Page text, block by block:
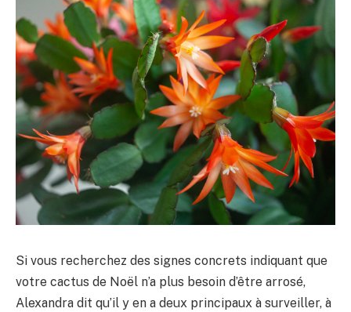
Si vous recherchez des signes concrets indiquant que
votre cactus de Noël n’a plus besoin d’être arrosé,
Alexandra dit qu’il y en a deux principaux à surveiller, à